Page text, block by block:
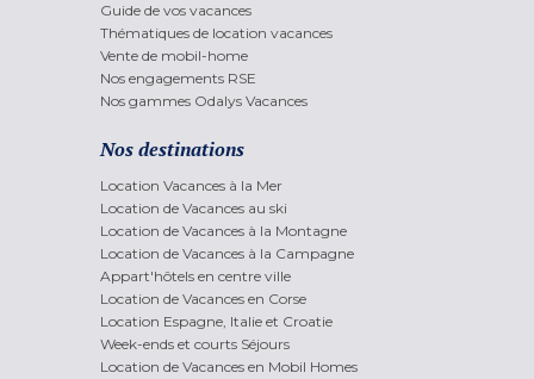
Guide de vos vacances
Thématiques de location vacances
Vente de mobil-home
Nos engagements RSE
Nos gammes Odalys Vacances
Nos destinations
Location Vacances à la Mer
Location de Vacances au ski
Location de Vacances à la Montagne
Location de Vacances à la Campagne
Appart'hôtels en centre ville
Location de Vacances en Corse
Location Espagne, Italie et Croatie
Week-ends et courts Séjours
Location de Vacances en Mobil Homes